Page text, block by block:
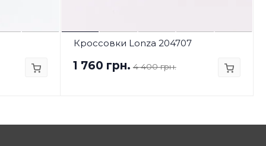
Кроссовки Lonza 204707
1 760 грн. 4 400 грн.